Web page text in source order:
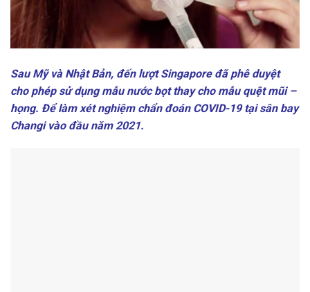
Sau Mỹ và Nhật Bản, đến lượt Singapore đã phê duyệt
cho phép sử dụng mẫu nước bọt thay cho mẫu quệt mũi –
họng. Để làm xét nghiệm chẩn đoán COVID-19 tại sân bay
Changi vào đầu năm 2021.